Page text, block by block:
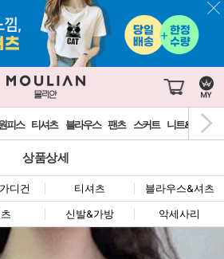
피스 티셔츠 블라우스 팬츠 스커트 니트&가디건
상품상세
디건 티셔츠 블라우스&셔츠
신발&가방 악세사리